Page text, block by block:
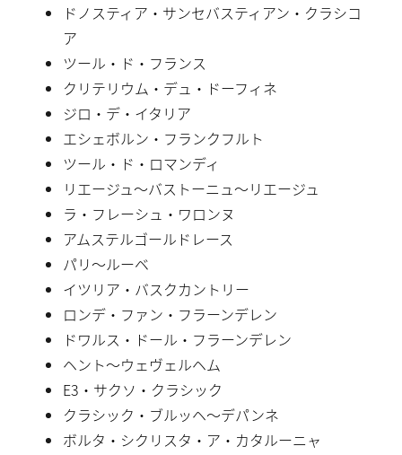
ドノスティア・サンセバスティアン・クラシコ
ア
ツール・ド・フランス
クリテリウム・デュ・ドーフィネ
ジロ・デ・イタリア
エシェボルン・フランクフルト
ツール・ド・ロマンディ
リエージュ〜バストーニュ〜リエージュ
ラ・フレーシュ・ワロンヌ
アムステルゴールドレース
パリ〜ルーベ
イツリア・バスクカントリー
ロンデ・ファン・フラーンデレン
ドワルス・ドール・フラーンデレン
ヘント〜ウェヴェルヘム
E3・サクソ・クラシック
クラシック・ブルッヘ〜デパンネ
ボルタ・シクリスタ・ア・カタルーニャ